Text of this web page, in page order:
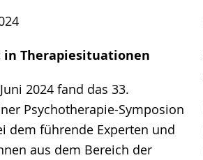
in Therapiesituationen
2024 fand das 33.
Psychotherapie-Symposion
dem führende Experten und
aus dem Bereich der